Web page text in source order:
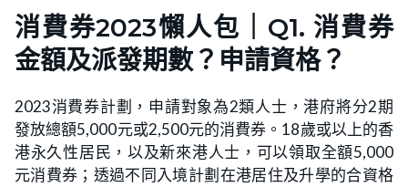
消費券2023懶人包｜Q1. 消費券
金額及派發期數？申請資格？
2023消費券計劃，申請對象為2類人士，港府將分2期
發放總額5,000元或2,500元的消費券。18歲或以上的香
港永久性居民，以及新來港人士，可以領取全額5,000
元消費券；透過不同入境計劃在港居住及升學的合資格